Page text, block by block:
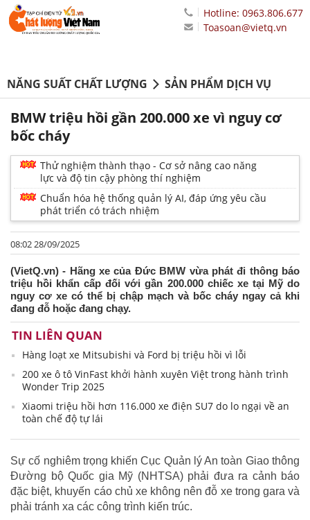
Hotline: 0963.806.677
Toasoan@vietq.vn
NĂNG SUẤT CHẤT LƯỢNG SẢN PHẨM DỊCH VỤ
BMW triệu hồi gần 200.000 xe vì nguy cơ
bốc cháy
Thử nghiệm thành thạo - Cơ sở nâng cao năng
lực và độ tin cậy phòng thí nghiệm
Chuẩn hóa hệ thống quản lý AI, đáp ứng yêu cầu
phát triển có trách nhiệm
08:02 28/09/2025
(VietQ.vn) - Hãng xe của Đức BMW vừa phát đi thông báo
triệu hồi khẩn cấp đối với gần 200.000 chiếc xe tại Mỹ do
nguy cơ xe có thể bị chập mạch và bốc cháy ngay cả khi
đang đỗ hoặc đang chạy.
TIN LIÊN QUAN
Hàng loạt xe Mitsubishi và Ford bị triệu hồi vì lỗi
200 xe ô tô VinFast khởi hành xuyên Việt trong hành trình
Wonder Trip 2025
Xiaomi triệu hồi hơn 116.000 xe điện SU7 do lo ngại về an
toàn chế độ tự lái
Sự cố nghiêm trọng khiến Cục Quản lý An toàn Giao thông
Đường bộ Quốc gia Mỹ (NHTSA) phải đưa ra cảnh báo
đặc biệt, khuyến cáo chủ xe không nên đỗ xe trong gara và
phải tránh xa các công trình kiến trúc.